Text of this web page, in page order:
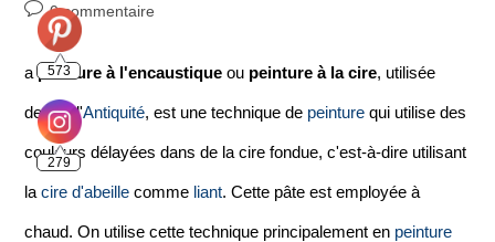
0 commentaire
apeinture à l'encaustique ou peinture à la cire, utilisée
depuis l'Antiquité, est une technique de peinture qui utilise des
couleurs délayées dans de la cire fondue, c'est-à-dire utilisant
lacire d'abeille comme liant. Cette pâte est employée à
chaud. On utilise cette technique principalement en peinture
573
279